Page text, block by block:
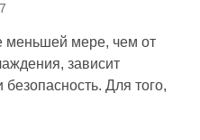
меньшей мере, чем от
зависит
Для того,